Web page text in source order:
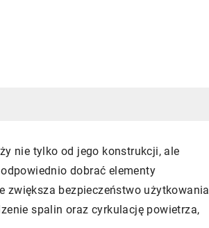
nie tylko od jego konstrukcji, ale
dobrać elementy
zwiększa bezpieczeństwo użytkowania
spalin oraz cyrkulację powietrza,